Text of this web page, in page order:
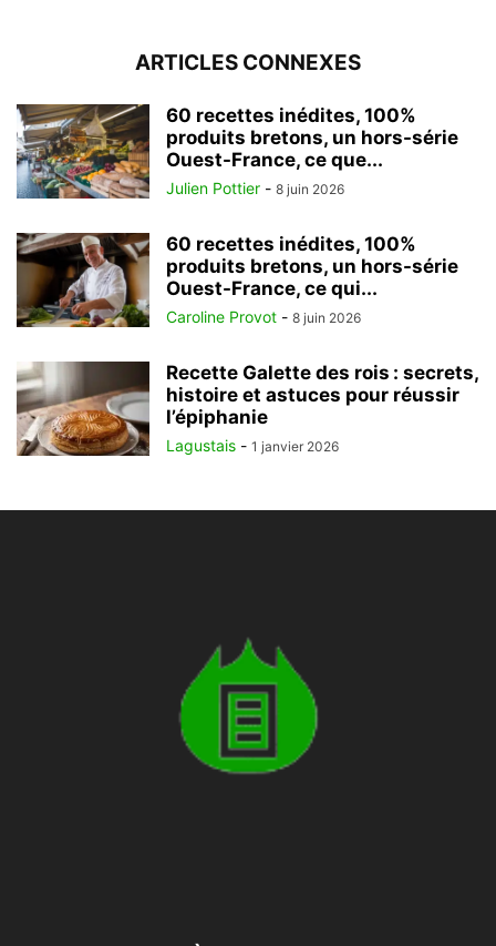
ARTICLES CONNEXES
60 recettes inédites, 100%
produits bretons, un hors-série
Ouest-France, ce que...
Julien Pottier - 8 juin 2026
60 recettes inédites, 100%
produits bretons, un hors-série
Ouest-France, ce qui...
Caroline Provot - 8 juin 2026
Recette Galette des rois : secrets,
histoire et astuces pour réussir
l’épiphanie
Lagustais - 1 janvier 2026